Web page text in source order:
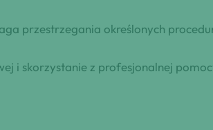
przestrzegania określonych
i skorzystanie z profesjonalnej